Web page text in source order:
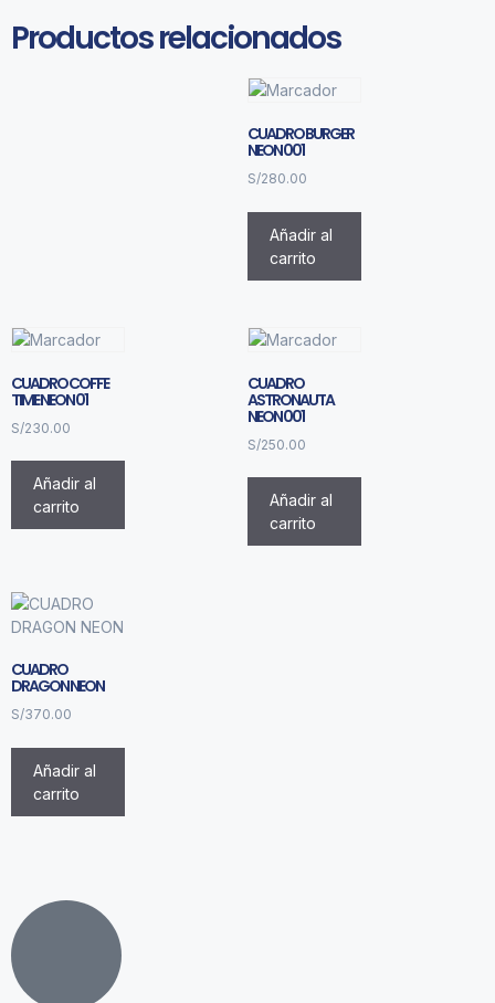
Productos relacionados
CUADRO BURGER
NEON 001
S/280.00
Añadir al
carrito
CUADRO COFFE
TIME NEON 01
S/230.00
Añadir al
carrito
CUADRO
ASTRONAUTA
NEON 001
S/250.00
Añadir al
carrito
CUADRO
DRAGON NEON
S/370.00
Añadir al
carrito